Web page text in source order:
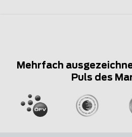
Mehrfach
Puls des